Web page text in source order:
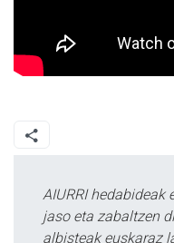
AIURRI hedabideak
jaso eta zabaltzen
albisteak euskaraz